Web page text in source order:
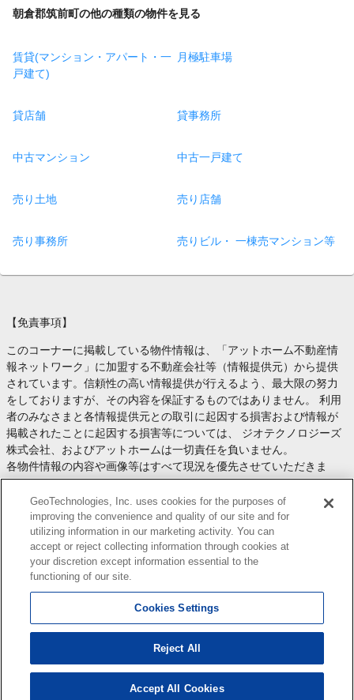
朝倉郡筑前町の他の種類の物件を見る
賃貸(マンション・アパート・一
戸建て)
月極駐車場
貸店舗 貸事務所
中古マンション 中古一戸建て
売り土地 売り店舗
売り事務所 売りビル・ 一棟売マンション等
【免責事項】
このコーナーに掲載している物件情報は、「アットホーム不動産情
報ネットワーク」に加盟する不動産会社等（情報提供元）から提供
されています。信頼性の高い情報提供が行えるよう、最大限の努力
をしておりますが、その内容を保証するものではありません。 利用
者のみなさまと各情報提供元との取引に起因する損害および情報が
掲載されたことに起因する損害等については、 ジオテクノロジーズ
株式会社、およびアットホームは一切責任を負いません。
各物件情報の内容や画像等はすべて現況を優先させていただきま
す。
お取引等（お取引の準備、資金調達等を含みます）の際には、内容
や契約条件等について、 各情報提供元より十分な説明を受け、ご自
身でご確認の上、判断してください。
このコーナーへの物件情報のご掲載、その他不動産業務ソリューシ
ョン等についての不動産会社様のお問合せはこちら
します。
Copyright(c) At Home Co.,Ltd. このサイトに掲載している情報の無断転載を禁止します。著作権
はアットホーム（株）またはその情報提供者に帰属します。
本ページはプロモーションが含まれています。
検索結果を見る
GeoTechnologies, Inc. uses cookies for the purposes of
improving the convenience and quality of our site and for
utilizing information in our marketing activity. You can
accept or reject collecting information through cookies at
your discretion except information essential to the
functioning of our site.
Cookies Settings
Reject All
Accept All Cookies